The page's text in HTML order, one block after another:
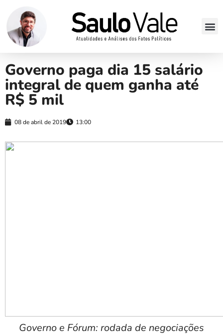
Governo paga dia 15 salário
integral de quem ganha até
R$ 5 mil
08 de abril de 2019 13:00
Governo e Fórum: rodada de negociações